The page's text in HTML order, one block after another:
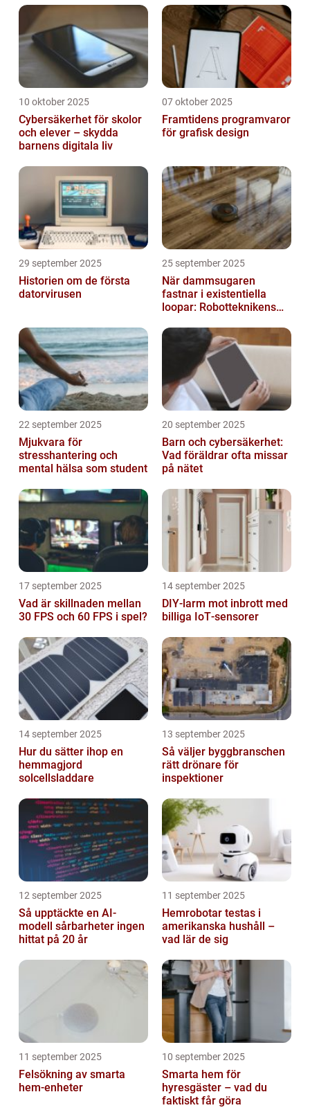
10 oktober 2025
Cybersäkerhet för skolor
och elever – skydda
barnens digitala liv
07 oktober 2025
Framtidens programvaror
för grafisk design
29 september 2025
Historien om de första
datorvirusen
25 september 2025
När dammsugaren
fastnar i existentiella
loopar: Robotteknikens
22 september 2025
Mjukvara för
stresshantering och
mental hälsa som student
20 september 2025
Barn och cybersäkerhet:
Vad föräldrar ofta missar
på nätet
17 september 2025
Vad är skillnaden mellan
30 FPS och 60 FPS i spel?
14 september 2025
DIY‑larm mot inbrott med
billiga IoT‑sensorer
14 september 2025
Hur du sätter ihop en
hemmagjord
solcellsladdare
13 september 2025
Så väljer byggbranschen
rätt drönare för
inspektioner
12 september 2025
Så upptäckte en AI-
modell sårbarheter ingen
hittat på 20 år
11 september 2025
Hemrobotar testas i
amerikanska hushåll –
vad lär de sig
11 september 2025
Felsökning av smarta
hem-enheter
10 september 2025
Smarta hem för
hyresgäster – vad du
faktiskt får göra